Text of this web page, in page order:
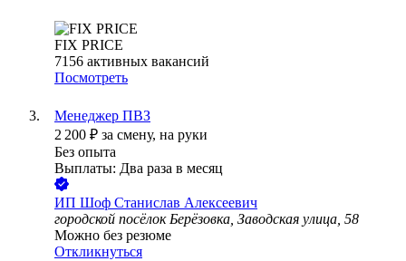
FIX PRICE
7156 активных вакансий
Посмотреть
Менеджер ПВЗ
2 200 ₽ за смену, на руки
Без опыта
Выплаты: Два раза в месяц
ИП Шоф Станислав Алексеевич
городской посёлок Берёзовка, Заводская улица, 58
Можно без резюме
Откликнуться